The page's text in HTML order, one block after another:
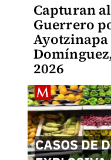
Capturan
Guerrero
2026